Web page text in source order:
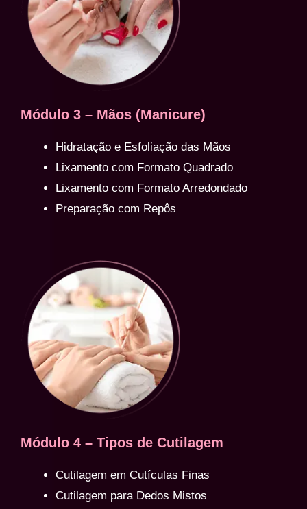
Módulo 3 – Mãos (Manicure)
Hidratação e Esfoliação das Mãos
Lixamento com Formato Quadrado
Lixamento com Formato Arredondado
Preparação com Repôs
Módulo 4 – Tipos de Cutilagem
Cutilagem em Cutículas Finas
Cutilagem para Dedos Mistos